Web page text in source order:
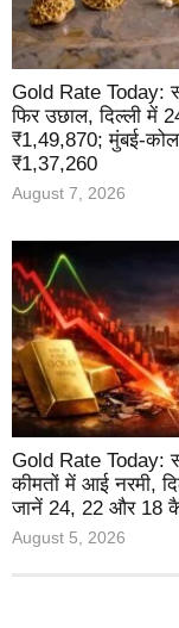
Gold Rate Today:
फिर उछाल, दिल्ली में
₹1,49,870; मुंबई-
₹1,37,260
August 7, 2026
Gold Rate Today:
कीमतों में आई नरमी,
जानें 24, 22 और 18
August 5, 2026